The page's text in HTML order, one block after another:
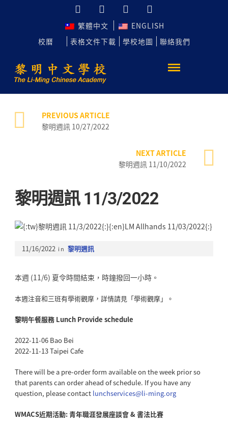
繁體中文
ENGLISH
校曆
表格文件下載 學校地圖 聯絡我們
PREVIOUS ARTICLE
黎明週訊 10/27/2022
NEXT ARTICLE
黎明週訊 11/10/2022
黎明週訊 11/3/2022
11/16/2022 in 黎明週訊
本週 (11/6) 夏令時間結束，時鐘撥回一小時。
本週注音和三班有學術觀摩，詳情請見「學術觀摩」。
黎明午餐服務 Lunch Provide schedule
2022-11-06 Bao Bei
2022-11-13 Taipei Cafe
There will be a pre-order form available on the week prior so
that parents can order ahead of schedule. If you have any
question, please contact lunchservices@li-ming.org
WMACS近期活動: 青年職涯發展座談會 & 書法比賽